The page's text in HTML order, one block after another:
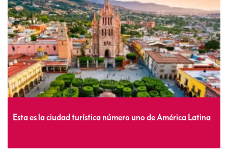
Esta es la ciudad turística número uno de América Latina